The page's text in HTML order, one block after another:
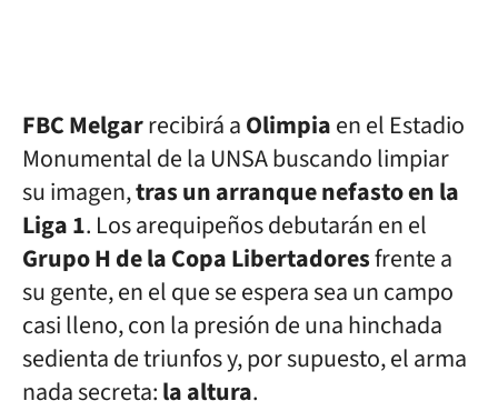
FBC Melgarrecibirá aOlimpiaen el Estadio
Monumental de la UNSA buscando limpiar
su imagen,tras un arranque nefasto en la
Liga 1. Los arequipeños debutarán en el
Grupo H de la Copa Libertadoresfrente a
su gente, en el que se espera sea un campo
casi lleno, con la presión de una hinchada
sedienta de triunfos y, por supuesto, el arma
nada secreta:la altura.